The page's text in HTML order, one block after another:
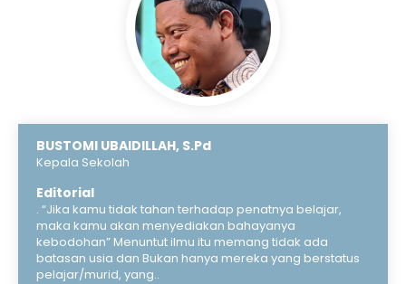
BUSTOMI UBAIDILLAH, S.Pd
Kepala Sekolah
Editorial
. “Jika kamu tidak tahan terhadap penatnya belajar,
maka kamu akan menyediakan bahayanya
kebodohan” Menuntut ilmu itu memang tidak ada
batasan usia dan Bukan hanya mereka yang berstatus
pelajar/murid, yang..